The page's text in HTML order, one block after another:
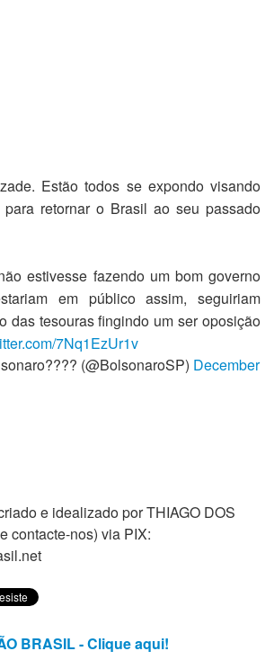
Estão todos se expondo visando
para retornar o Brasil ao seu passado
estivesse fazendo um bom governo
em público assim, seguiriam
das tesouras fingindo um ser oposição
7Nq1EzUr1v
(@BolsonaroSP) December
e idealizado por THIAGO DOS
contacte-nos) via PIX:
BRASIL - Clique aqui!